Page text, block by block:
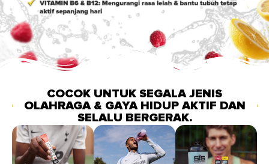
COCOK UNTUK SEGALA JENIS
OLAHRAGA & GAYA HIDUP AKTIF DAN
SELALU BERGERAK.